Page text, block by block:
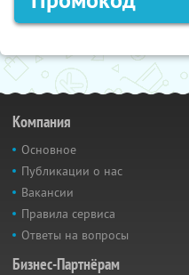
Компания
Основное
Публикации о нас
Вакансии
Правила сервиса
Ответы на вопросы
Бизнес-Партнёрам